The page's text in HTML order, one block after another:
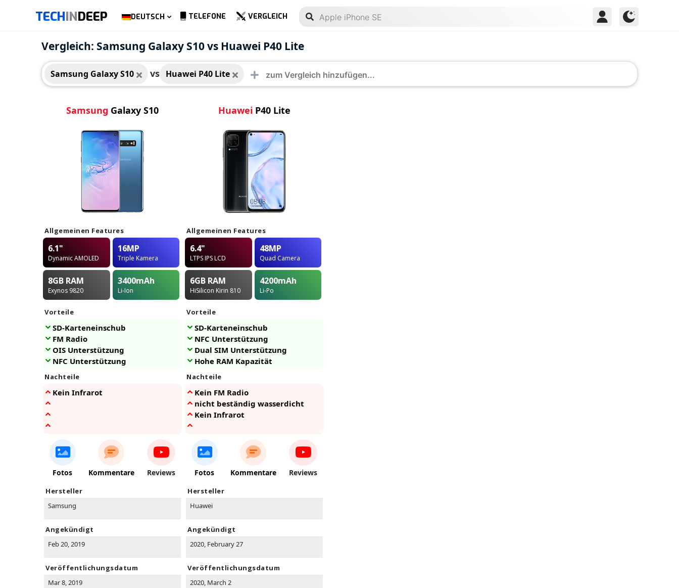
TECHINDEEP DEUTSCH TELEFONE VERGLEICH
Vergleich: Samsung Galaxy S10 vs Huawei P40 Lite
Samsung Galaxy S10 vs Huawei P40 Lite
Samsung Galaxy S10
Samsung Galaxy S10
Allgemeinen Features
6.1"
Dynamic AMOLED
16MP
Triple Kamera
8GB RAM
Exynos 9820
3400mAh
Li-Ion
Vorteile
SD-Karteneinschub
FM Radio
OIS Unterstützung
NFC Unterstützung
Nachteile
Kein Infrarot
Fotos Kommentare Reviews
Hersteller
Samsung
Angekündigt
Feb 20, 2019
Veröffentlichungsdatum
Mar 8, 2019
Huawei P40 Lite
Huawei P40 Lite
Allgemeinen Features
6.4"
LTPS IPS LCD
48MP
Quad Camera
6GB RAM
HiSilicon Kirin 810
4200mAh
Li-Po
Vorteile
SD-Karteneinschub
NFC Unterstützung
Dual SIM Unterstützung
Hohe RAM Kapazität
Nachteile
Kein FM Radio
nicht beständig wasserdicht
Kein Infrarot
Fotos Kommentare Reviews
Hersteller
Huawei
Angekündigt
2020, February 27
Veröffentlichungsdatum
2020, March 2